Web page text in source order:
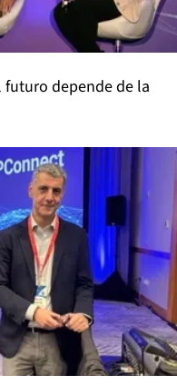
futuro depende de la